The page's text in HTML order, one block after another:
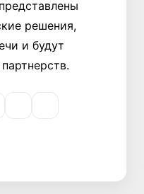
решения,
и будут